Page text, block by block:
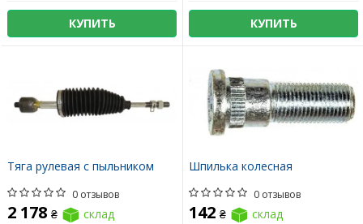
КУПИТЬ КУПИТЬ
Тяга рулевая с пыльником
0 отзывов
2 178 ₴ склад
Шпилька колесная
0 отзывов
142 ₴ склад